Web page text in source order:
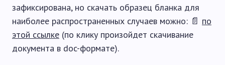
зафиксирована, но скачать образец бланка для
наиболее распространенных случаев можно: 📄 по
этой ссылке (по клику произойдет скачивание
документа в doc-формате).